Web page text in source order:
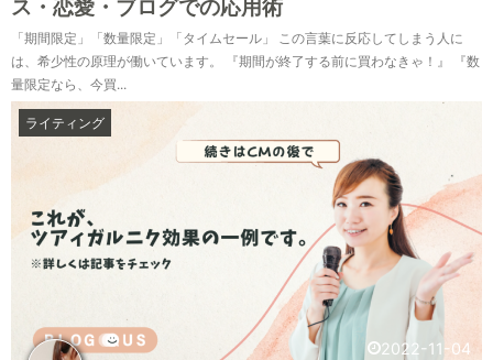
ス・恋愛・ブログでの応用術
「期間限定」「数量限定」「タイムセール」 この言葉に反応してしまう人に
は、希少性の原理が働いています。 『期間が終了する前に買わなきゃ！』 『数
量限定なら、今買...
2022-11-04
ライティング